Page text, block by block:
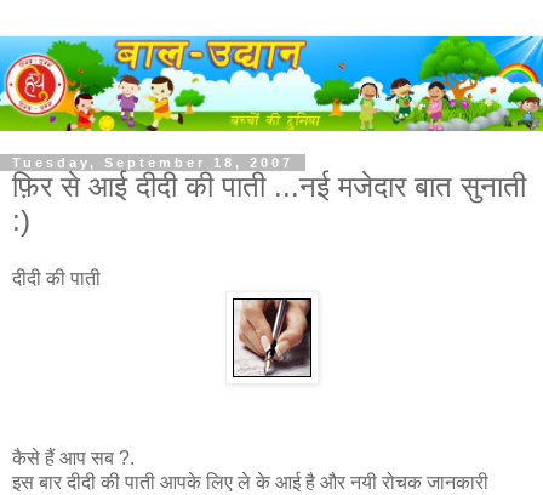
Tuesday, September 18, 2007
फ़िर से आई दीदी की पाती ...नई मजेदार बात सुनाती
:)
दीदी की पाती
कैसे हैं आप सब ?.
इस बार दीदी की पाती आपके लिए ले के आई है और नयी रोचक जानकारी